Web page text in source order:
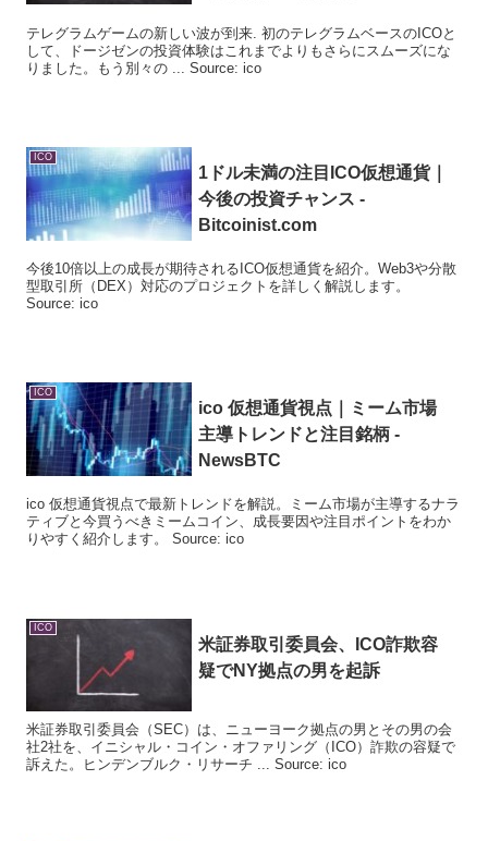
テレグラムゲームの新しい波が到来. 初のテレグラムベースのICOと
して、ドージゼンの投資体験はこれまでよりもさらにスムーズにな
りました。もう別々の ... Source: ico
ICO
1ドル未満の注目 ICO仮想通貨｜
今後の投資チャンス -
Bitcoinist.com
今後10倍以上の成長が期待されるICO仮想通貨を紹介。Web3や分散
型取引所（DEX）対応のプロジェクトを詳しく解説します。
Source: ico
ICO
ico 仮想通貨視点｜ミーム市場
主導トレンドと注目銘柄 -
NewsBTC
ico 仮想通貨視点で最新トレンドを解説。ミーム市場が主導するナラ
ティブと今買うべきミームコイン、成長要因や注目ポイントをわか
りやすく紹介します。 Source: ico
ICO
米証券取引委員会、 ICO詐欺容
疑でNY拠点の男を起訴
米証券取引委員会（SEC）は、ニューヨーク拠点の男とその男の会
社2社を、イニシャル・コイン・オファリング（ICO）詐欺の容疑で
訴えた。ヒンデンブルク・リサーチ ... Source: ico